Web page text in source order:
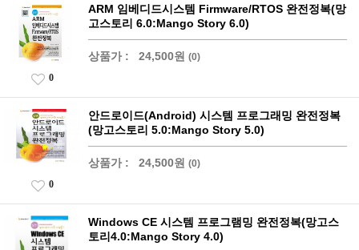
ARM 임베디드시스템 Firmware/RTOS 완전정복(망
고스토리 6.0:Mango Story 6.0)
상품가 : 24,500원 (0)
0
안드로이드(Android) 시스템 프로그래밍 완전정복
(망고스토리 5.0:Mango Story 5.0)
상품가 : 24,500원 (0)
0
Windows CE 시스템 프로그램밍 완전정복(망고스
토리4.0:Mango Story 4.0)